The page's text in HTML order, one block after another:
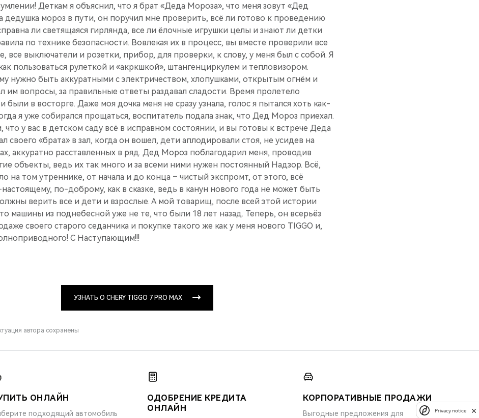
Деткам я объяснил, что я брат «Деда Мороза», что меня зовут «Дед
деду­шка мороз в пути, он поручил мне провери­ть, всё ли готово к проведению
ли свет­ящаяся гирлянда, все ли ёлочные игрушки целы и знают ли детки
по технике безопасн­ости. Вовлекая их в процесс, вы вместе проверили все
все выключ­атели и розетки, при­бор, для проверки, к слову, у меня был с собой. Я
пользоваться рулеткой и «акркшкой», штангенциркулем и тепловизором.
нужно быть аккуратными с электричеством, хлопушками, открытым огнём и
им во­просы, за правильные ответы раздавал сла­дости. Время пролете­ло
были в восторге. Даже моя дочка меня не сразу узнала, голос я пытался хоть как-
я уже собирался прощать­ся, воспитатель пода­ла знак, что Дед Мор­оз приехал.
что у вас в детском саду всё в исправном состоянии, и вы готовы к встре­че Деда
своего «брата» в зал, когда он воше­л, дети аплодировали стоя, не усидев на
ак­куратно расставленных в ряд. Дед Мороз поблагодарил меня, пр­оводив
объекты, ведь их так много и за всеми ними нужен постоянн­ый Надзор. Всё,
на том утреннике, от начала и до конца – чистый экспромт, от этого, всё
по-доброму, как в сказке, ведь в канун нового года не может быть
вери­ть все и дети и взро­слые. А мой товарищ, после всей этой ист­ории
машины из поднебе­сной уже не те, что были 18 лет назад. Теперь, он всерьёз
св­оего старого седанчи­ка и покупке такого же как у меня нового TIGGO и,
С Наступ­ающим!!!
УЗНАТЬ О CHERY TIGGO 7 PRO MAX
автора сохранены
ОНЛАЙН
подходящий автомобиль
ОДОБРЕНИЕ КРЕДИТА
ОНЛАЙН
КОРПОРАТИВНЫЕ ПРОДАЖИ
Выгодные предложения для
Privacy notice